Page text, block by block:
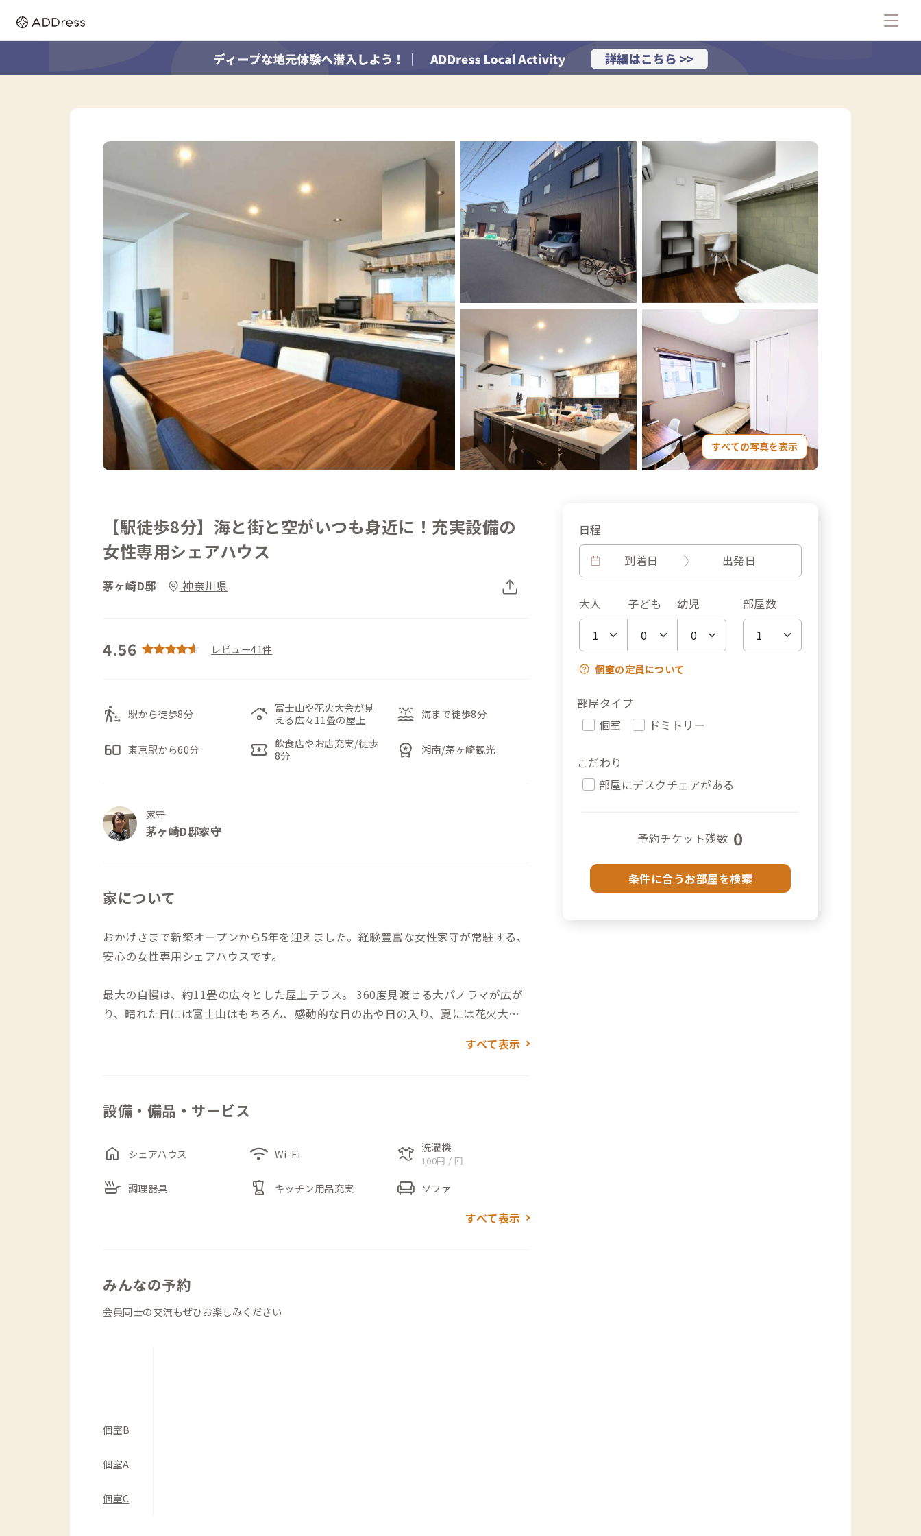
すべての写真を表示
【駅徒歩8分】海と街と空がいつも身近に！充実設備の
女性専用シェアハウス
茅ヶ崎D邸 神奈川県
4.56 レビュー41件
transfer_within_a_station 駅から徒歩8分 roofing 富士山や花火大会が見
える広々11畳の屋上
water_lux 海まで徒歩8分
60fps 東京駅から60分 local_activity 飲食店やお店充実/徒歩
8分
workspace_premium 湘南/茅ヶ崎観光
家守
茅ヶ崎D邸家守
家について
おかげさまで新築オープンから5年を迎えました。経験豊富な女性家守が常駐する、
安心の女性専用シェアハウスです。
最大の自慢は、約11畳の広々とした屋上テラス。 360度見渡せる大パノラマが広が
り、晴れた日には富士山はもちろん、感動的な日の出や日の入り、夏には花火大会
IH搭載のアイランドキッチンには、ヘルシオ・バルミューダといった人気キッチン
家電や、ダイソン製品を完備。豆から挽けるコーヒーメーカーもご用意しました。
美味しいコーヒーを片手に、広々としたダイニングでのリモートワークも捗りま
・バスルーム：髪に優しいエステシャワーを採用。
風量の強いドライヤーもあり、女性に嬉しい設備を整えています。
すべて表示
設備・備品・サービス
home シェアハウス wifi Wi-Fi laundry 洗濯機
100円 / 回
skillet 調理器具 blender キッチン用品充実 chair ソファ
すべて表示
日程
到着日
出発日
大人 子ども 幼児 部屋数
個室の定員について
部屋タイプ
個室
ドミトリー
こだわり
部屋にデスクチェアがある
予約チケット残数 0
条件に合うお部屋を検索
みんなの予約
会員同士の交流もぜひお楽しみください
個室B
個室A
個室C